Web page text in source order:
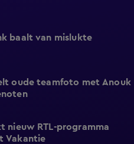
baalt van mislukte
oude teamfoto met Anouk
nieuw RTL-programma
Vakantie